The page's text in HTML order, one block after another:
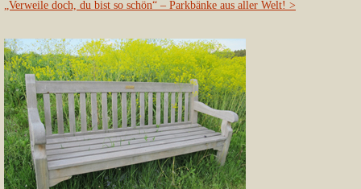
„Verweile doch, du bist so schön“ – Parkbänke aus aller Welt! >